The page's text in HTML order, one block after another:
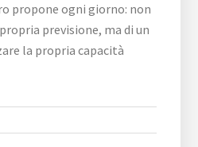
propone ogni giorno: non
previsione, ma di un
la propria capacità